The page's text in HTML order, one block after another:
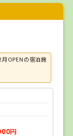
OPENの宿泊施
円